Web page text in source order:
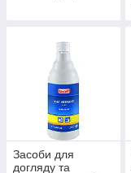
Засоби для
догляду та